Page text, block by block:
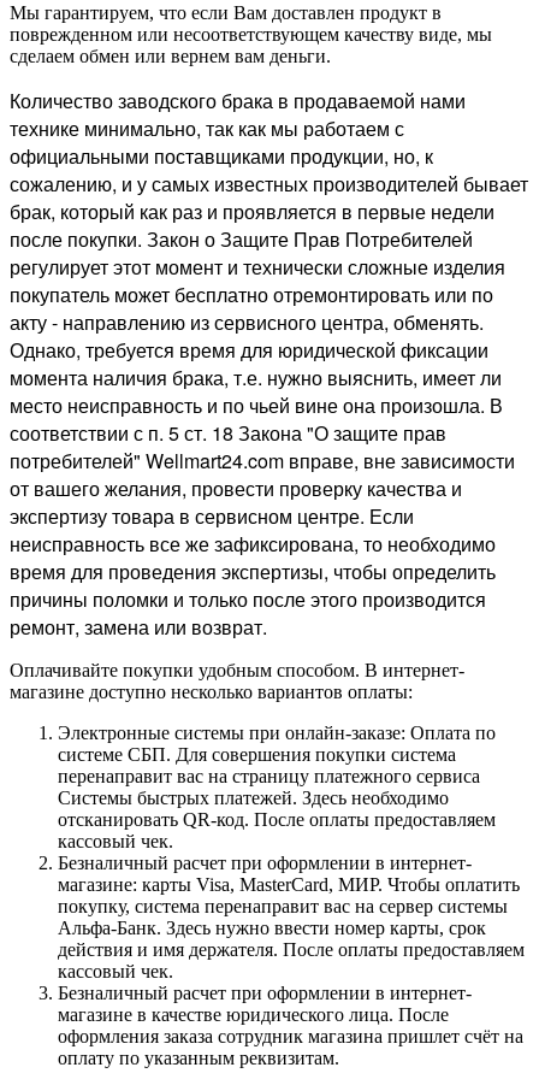
Мы гарантируем, что если Вам доставлен продукт в
поврежденном или несоответствующем качеству виде, мы
сделаем обмен или вернем вам деньги.
Количество заводского брака в продаваемой нами
технике минимально, так как мы работаем с
официальными поставщиками продукции, но, к
сожалению, и у самых известных производителей бывает
брак, который как раз и проявляется в первые недели
после покупки. Закон о Защите Прав Потребителей
регулирует этот момент и технически сложные изделия
покупатель может бесплатно отремонтировать или по
акту - направлению из сервисного центра, обменять.
Однако, требуется время для юридической фиксации
момента наличия брака, т.е. нужно выяснить, имеет ли
место неисправность и по чьей вине она произошла. В
соответствии с п. 5 ст. 18 Закона "О защите прав
потребителей" Wellmart24.com вправе, вне зависимости
от вашего желания, провести проверку качества и
экспертизу товара в сервисном центре. Если
неисправность все же зафиксирована, то необходимо
время для проведения экспертизы, чтобы определить
причины поломки и только после этого производится
ремонт, замена или возврат.
Оплачивайте покупки удобным способом. В интернет-
магазине доступно несколько вариантов оплаты:
Электронные системы при онлайн-заказе: Оплата по
системе СБП. Для совершения покупки система
перенаправит вас на страницу платежного сервиса
Системы быстрых платежей. Здесь необходимо
отсканировать QR-код. После оплаты предоставляем
кассовый чек.
Безналичный расчет при оформлении в интернет-
магазине: карты Visa, MasterCard, МИР. Чтобы оплатить
покупку, система перенаправит вас на сервер системы
Альфа-Банк. Здесь нужно ввести номер карты, срок
действия и имя держателя. После оплаты предоставляем
кассовый чек.
Безналичный расчет при оформлении в интернет-
магазине в качестве юридического лица. После
оформления заказа сотрудник магазина пришлет счёт на
оплату по указанным реквизитам.